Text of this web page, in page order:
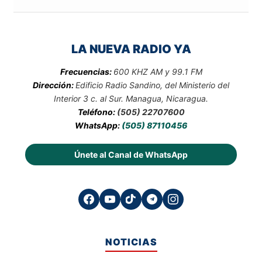
LA NUEVA RADIO YA
Frecuencias: 600 KHZ AM y 99.1 FM
Dirección:Edificio Radio Sandino, del Ministerio del
Interior 3 c. al Sur. Managua, Nicaragua.
Teléfono: (505) 22707600
WhatsApp: (505) 87110456
Únete al Canal de WhatsApp
NOTICIAS